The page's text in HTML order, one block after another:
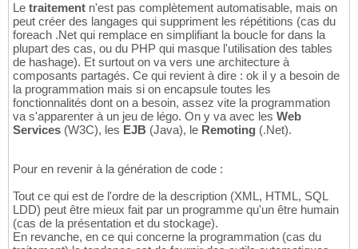
Le traitement n'est pas complètement automatisable, mais on
peut créer des langages qui suppriment les répétitions (cas du
foreach .Net qui remplace en simplifiant la boucle for dans la
plupart des cas, ou du PHP qui masque l'utilisation des tables
de hashage). Et surtout on va vers une architecture à
composants partagés. Ce qui revient à dire : ok il y a besoin de
la programmation mais si on encapsule toutes les
fonctionnalités dont on a besoin, assez vite la programmation
va s'apparenter à un jeu de légo. On y va avec les Web
Services (W3C), les EJB (Java), le Remoting (.Net).
Pour en revenir à la génération de code :
Tout ce qui est de l'ordre de la description (XML, HTML, SQL
LDD) peut être mieux fait par un programme qu'un être humain
(cas de la présentation et du stockage).
En revanche, en ce qui concerne la programmation (cas du